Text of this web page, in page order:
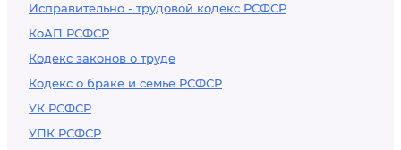
Исправительно - трудовой кодекс РСФСР
КоАП РСФСР
Кодекс законов о труде
Кодекс о браке и семье РСФСР
УК РСФСР
УПК РСФСР